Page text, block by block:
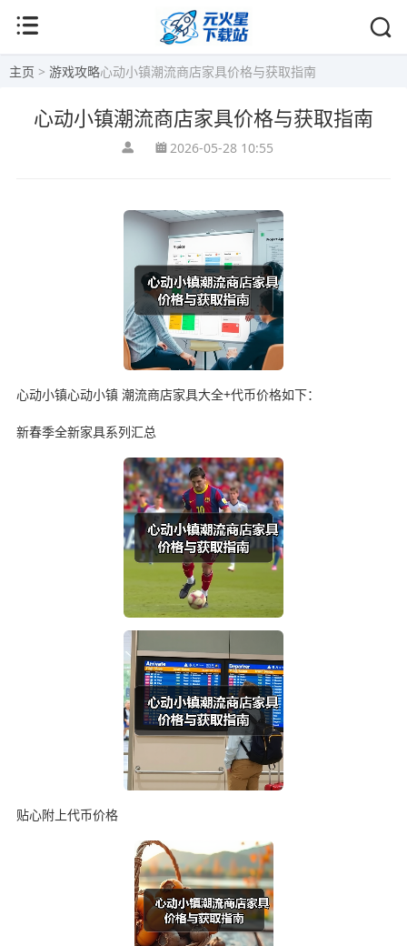
主页 > 游戏攻略心动小镇潮流商店家具价格与获取指南
心动小镇潮流商店家具价格与获取指南
2026-05-28 10:55
心动小镇心动小镇 潮流商店家具大全+代币价格如下：
新春季全新家具系列汇总
贴心附上代币价格